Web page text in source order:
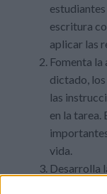
escritura
aplicar las
Fomenta
dictado,
las
en la tarea.
vida.
Desarrolla